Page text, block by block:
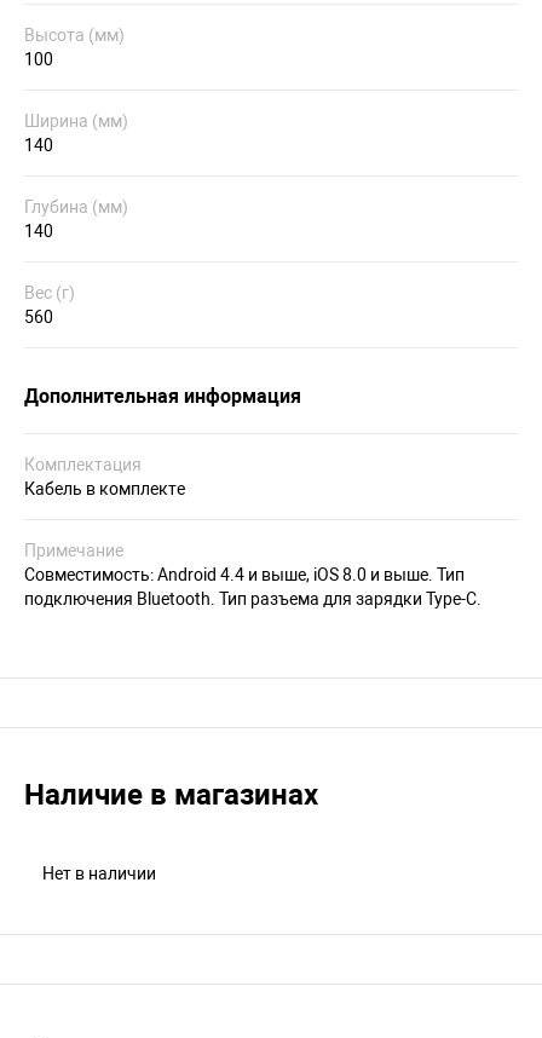
Высота (мм)
100
Ширина (мм)
140
Глубина (мм)
140
Вес (г)
560
Дополнительная информация
Комплектация
Кабель в комплекте
Примечание
Совместимость: Android 4.4 и выше, iOS 8.0 и выше. Тип
подключения Bluetooth. Тип разъема для зарядки Type-C.
Наличие в магазинах
Нет в наличии